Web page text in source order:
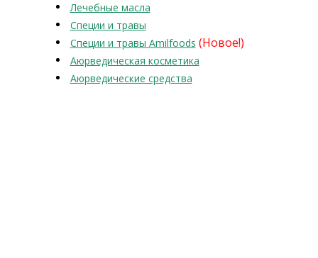
Лечебные масла
Специи и травы
Специи и травы Amilfoods (Новое!)
Аюрведическая косметика
Аюрведические средства